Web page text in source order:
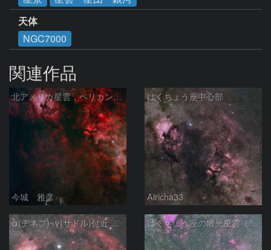
天体
NGC7000
関連作品
北アメリカ星雲，ペリカン星雲，サドル付近，クレセント星雲，網状星雲・・・etc
今城 雅彦
はくちょう座中心部
Alricha33
α(デネブ)~γ(サドル)付近 NGC7000 北アメリカ星雲 IC5067~5070 ペリカン星雲 はくちょう座 はくちょう座の散光星雲（１００ｍｍ）